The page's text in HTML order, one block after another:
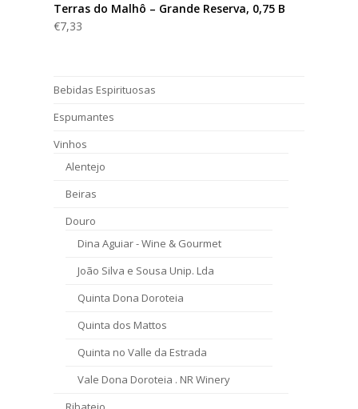
Terras do Malhô – Grande Reserva, 0,75 B
€7,33
Bebidas Espirituosas
Espumantes
Vinhos
Alentejo
Beiras
Douro
Dina Aguiar - Wine & Gourmet
João Silva e Sousa Unip. Lda
Quinta Dona Doroteia
Quinta dos Mattos
Quinta no Valle da Estrada
Vale Dona Doroteia . NR Winery